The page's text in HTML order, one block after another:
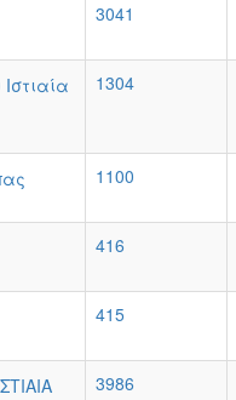
3041
1304
1100
416
415
3986